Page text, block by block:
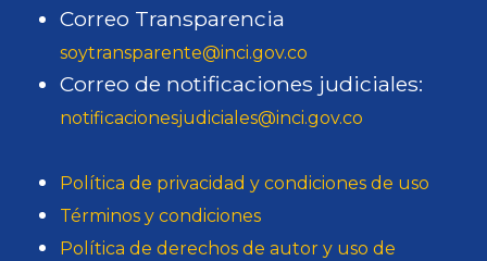
Correo Transparencia
soytransparente@inci.gov.co
Correo de notificaciones judiciales:
notificacionesjudiciales@inci.gov.co
Política de privacidad y condiciones de uso
Términos y condiciones
Política de derechos de autor y uso de